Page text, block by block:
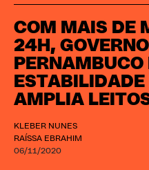
COM MAIS DE
24H,
PERNAMBUCO
AMPLIA
KLEBER NUNES
RAÍSSA EBRAHIM
06/11/2020